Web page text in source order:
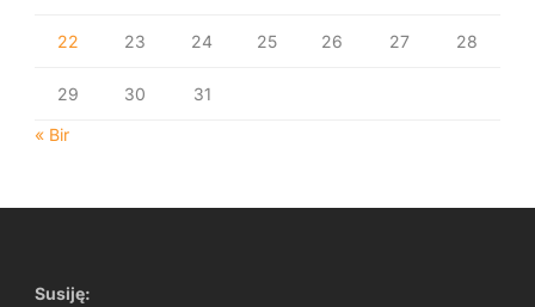
22 23 24 25 26 27 28
29 30
31
« Bir
Susiję: